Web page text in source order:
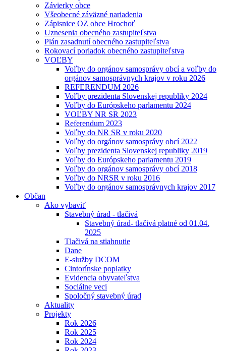
Závierky obce
Všeobecné záväzné nariadenia
Zápisnice OZ obce Hrochoť
Uznesenia obecného zastupiteľstva
Plán zasadnutí obecného zastupiteľstva
Rokovací poriadok obecného zastupiteľstva
VOĽBY
Voľby do orgánov samosprávy obcí a voľby do
orgánov samosprávnych krajov v roku 2026
REFERENDUM 2026
Voľby prezidenta Slovenskej republiky 2024
Voľby do Európskeho parlamentu 2024
VOĽBY NR SR 2023
Referendum 2023
Voľby do NR SR v roku 2020
Voľby do orgánov samosprávy obcí 2022
Voľby prezidenta Slovenskej republiky 2019
Voľby do Európskeho parlamentu 2019
Voľby do orgánov samosprávy obcí 2018
Voľby do NRSR v roku 2016
Voľby do orgánov samosprávnych krajov 2017
Občan
Ako vybaviť
Stavebný úrad - tlačivá
Stavebný úrad- tlačivá platné od 01.04.
2025
Tlačivá na stiahnutie
Dane
E-služby DCOM
Cintorínske poplatky
Evidencia obyvateľstva
Sociálne veci
Spoločný stavebný úrad
Aktuality
Projekty
Rok 2026
Rok 2025
Rok 2024